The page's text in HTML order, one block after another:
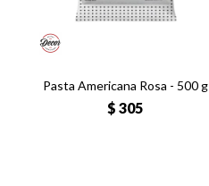
Pasta Americana Rosa - 500 g
$ 305